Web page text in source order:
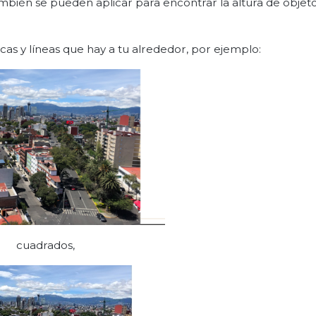
y líneas que hay a tu alrededor, por ejemplo:
cuadrados,